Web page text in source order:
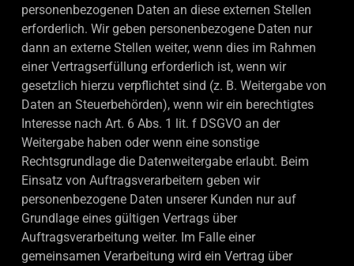
personenbezogenen Daten an diese externen Stellen
erforderlich. Wir geben personenbezogene Daten nur
dann an externe Stellen weiter, wenn dies im Rahmen
einer Vertragserfüllung erforderlich ist, wenn wir
gesetzlich hierzu verpflichtet sind (z. B. Weitergabe von
Daten an Steuerbehörden), wenn wir ein berechtigtes
Interesse nach Art. 6 Abs. 1 lit. f DSGVO an der
Weitergabe haben oder wenn eine sonstige
Rechtsgrundlage die Datenweitergabe erlaubt. Beim
Einsatz von Auftragsverarbeitern geben wir
personenbezogene Daten unserer Kunden nur auf
Grundlage eines gültigen Vertrags über
Auftragsverarbeitung weiter. Im Falle einer
gemeinsamen Verarbeitung wird ein Vertrag über